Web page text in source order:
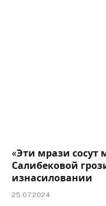
«Эти мрази
Салибековой
изнасиловании
25.07.2024